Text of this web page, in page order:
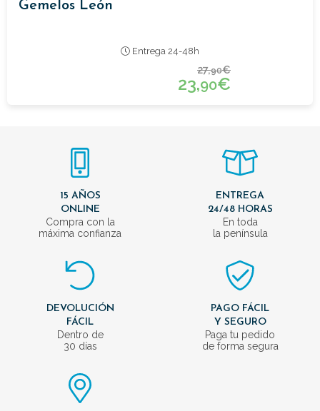
Gemelos León
Entrega 24-48h
27,90€
23,90€
15 AÑOS
ONLINE
Compra con la
máxima confianza
ENTREGA
24/48 HORAS
En toda
la península
DEVOLUCIÓN
FÁCIL
Dentro de
30 días
PAGO FÁCIL
Y SEGURO
Paga tu pedido
de forma segura